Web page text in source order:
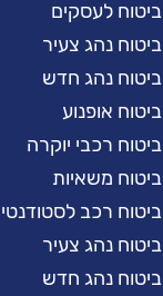
ביטוח לעסקים
ביטוח נהג צעיר
ביטוח נהג חדש
ביטוח אופנוע
ביטוח רכבי יוקרה
ביטוח משאיות
ביטוח רכב
ביטוח נהג צעיר
ביטוח נהג חדש